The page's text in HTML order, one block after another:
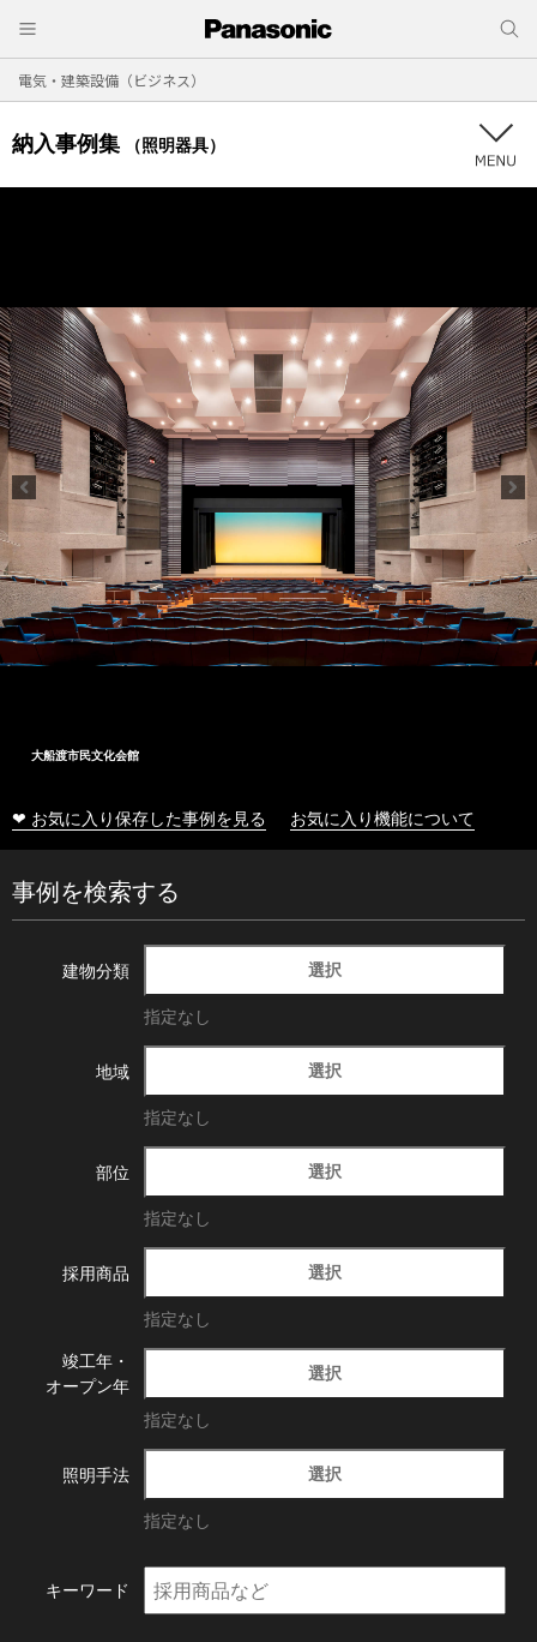
電気・建築設備（ビジネス）
納入事例集 （照明器具）
大船渡市民文化会館
❤ お気に入り保存した事例を見る お気に入り機能について
事例を検索する
建物分類 選択
指定なし
地域 選択
指定なし
部位 選択
指定なし
採用商品 選択
指定なし
竣工年・
オープン年
選択
指定なし
照明手法 選択
指定なし
キーワード